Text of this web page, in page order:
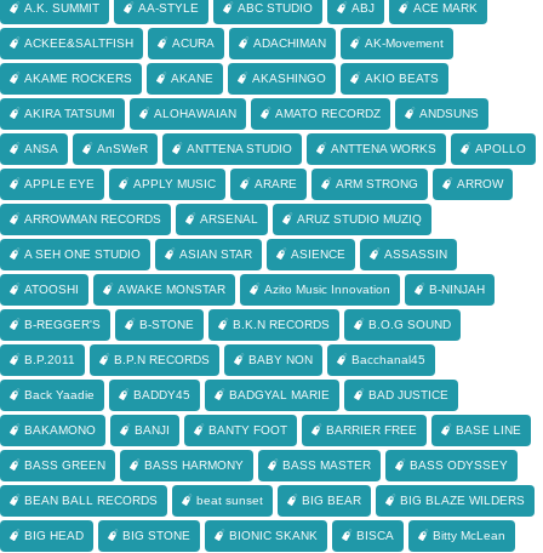
A.K. SUMMIT AA-STYLE ABC STUDIO ABJ ACE MARK
ACKEE&SALTFISH ACURA ADACHIMAN AK-Movement
AKAME ROCKERS AKANE AKASHINGO AKIO BEATS
AKIRA TATSUMI ALOHAWAIAN AMATO RECORDZ ANDSUNS
ANSA AnSWeR ANTTENA STUDIO ANTTENA WORKS APOLLO
APPLE EYE APPLY MUSIC ARARE ARM STRONG ARROW
ARROWMAN RECORDS ARSENAL ARUZ STUDIO MUZIQ
A SEH ONE STUDIO ASIAN STAR ASIENCE ASSASSIN
ATOOSHI AWAKE MONSTAR Azito Music Innovation B-NINJAH
B-REGGER'S B-STONE B.K.N RECORDS B.O.G SOUND
B.P.2011 B.P.N RECORDS BABY NON Bacchanal45
Back Yaadie BADDY45 BADGYAL MARIE BAD JUSTICE
BAKAMONO BANJI BANTY FOOT BARRIER FREE BASE LINE
BASS GREEN BASS HARMONY BASS MASTER BASS ODYSSEY
BEAN BALL RECORDS beat sunset BIG BEAR BIG BLAZE WILDERS
BIG HEAD BIG STONE BIONIC SKANK BISCA Bitty McLean